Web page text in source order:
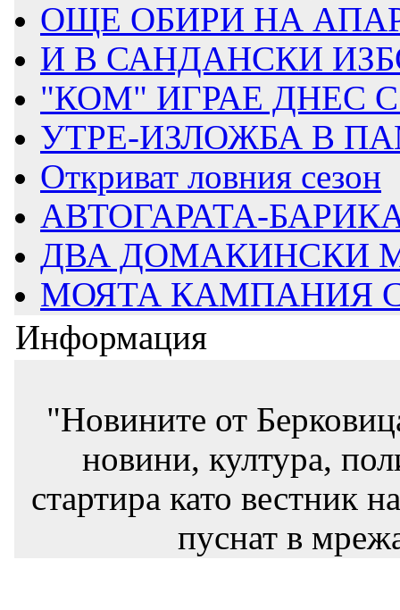
ОЩЕ ОБИРИ НА
И В САНДАНСКИ
"КОМ" ИГРАЕ ДНЕС
УТРЕ-ИЗЛОЖБА В
Откриват ловния сезон
АВТОГАРАТА-
ДВА ДОМАКИНСКИ
МОЯТА КАМПАНИЯ
Информация
"Новините от
новини, култура,
стартира като вестник
пуснат в